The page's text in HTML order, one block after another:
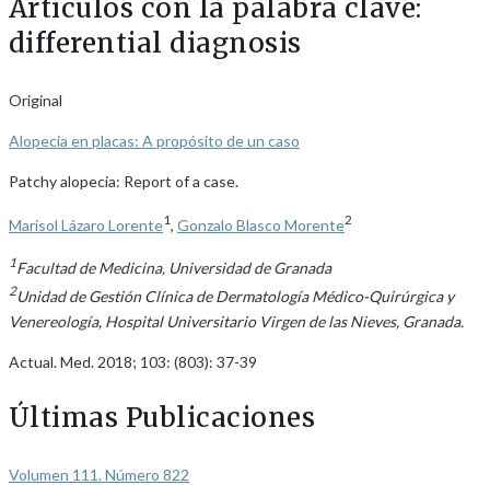
Artículos con la palabra clave:
differential diagnosis
Original
Alopecia en placas: A propósito de un caso
Patchy alopecia: Report of a case.
Marisol Lázaro Lorente1, Gonzalo Blasco Morente2
1Facultad de Medicina, Universidad de Granada
2Unidad de Gestión Clínica de Dermatología Médico-Quirúrgica y
Venereología, Hospital Universitario Virgen de las Nieves, Granada.
Actual. Med. 2018; 103: (803): 37-39
Últimas Publicaciones
Volumen 111. Número 822